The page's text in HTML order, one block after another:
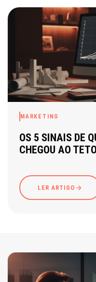
MARKETING
OS 5 SINAIS DE
CHEGOU AO TETO
LER ARTIGO